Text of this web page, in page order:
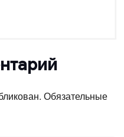
Обязательные